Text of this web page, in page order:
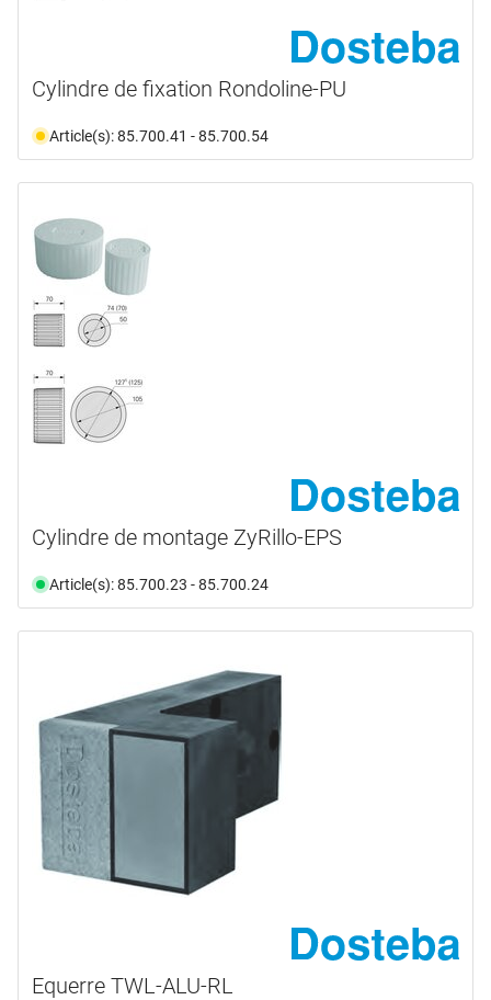
Cylindre de fixation Rondoline-PU
Article(s): 85.700.41 - 85.700.54
Cylindre de montage ZyRillo-EPS
Article(s): 85.700.23 - 85.700.24
Equerre TWL-ALU-RL